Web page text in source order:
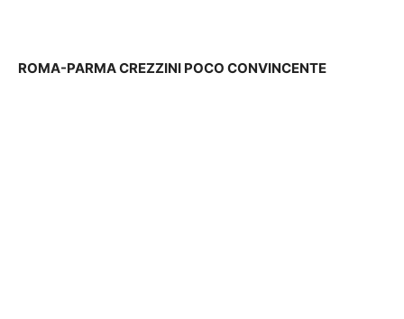
ROMA-PARMA CREZZINI POCO CONVINCENTE